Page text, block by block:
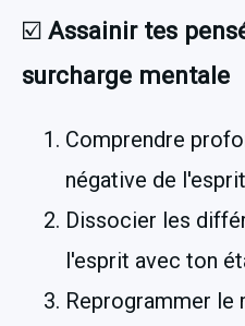
☑️ Assainir tes
surcharge mentale
Comprendre
négative de
Dissocier les
l'esprit avec ton
Reprogrammer le